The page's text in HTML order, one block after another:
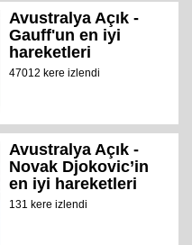
Avustralya Açık -
Gauff'un en iyi
hareketleri
47012 kere izlendi
Avustralya Açık -
Novak Djokovic’in
en iyi hareketleri
131 kere izlendi